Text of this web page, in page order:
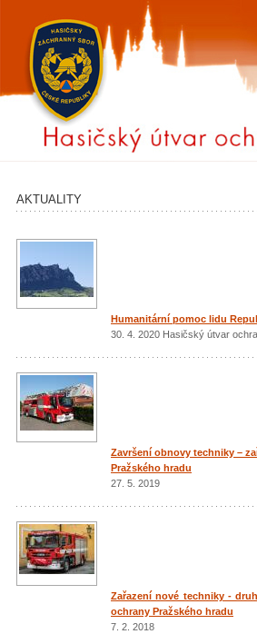
AKTUALITY
Humanitární pomoc lidu
30. 4. 2020 Hasičský útvar
Završení obnovy techniky –
Pražského hradu
27. 5. 2019
Zařazení nové techniky -
ochrany Pražského hradu
7. 2. 2018